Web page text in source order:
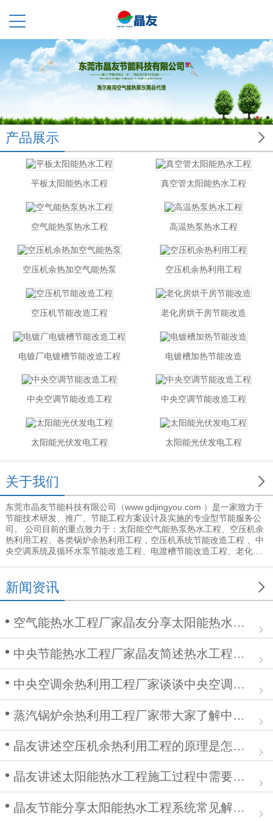

产品展示
平板太阳能热水工程 真空管太阳能热水工程
空气能热泵热水工程 高温热泵热水工程
空压机余热加空气能热泵 空压机余热利用工程
空压机节能改造工程 老化房烘干房节能改造
电镀厂电镀槽节能改造工程 电镀槽加热节能改造
中央空调节能改造工程 中央空调节能改造工程
太阳能光伏发电工程 太阳能光伏发电工程

关于我们
东莞市晶友节能科技有限公司（www.gdjingyou.com ）是一家致力于
节能技术研发、推广、节能工程方案设计及实施的专业型节能服务公
司。 公司目前的重点致力于：太阳能空气能热泵热水工程、空压机余
热利用工程、各类锅炉余热利用工程，空压机系统节能改造工程 、中
央空调系统及循环水泵节能改造工程、电渡槽节能改造工程、老化....

新闻资讯
空气能热水工程厂家晶友分享太阳能热水工程在安装中的作用
中央节能热水工程厂家晶友简述热水工程施工步骤及注意事项
中央空调余热利用工程厂家谈谈中央空调清洗步骤
蒸汽锅炉余热利用工程厂家带大家了解中央空调余热利用工程
晶友讲述空压机余热利用工程的原理是怎么样的？
晶友讲述太阳能热水工程施工过程中需要注意哪些问题
晶友节能分享太阳能热水工程系统常见解决方案有哪些？